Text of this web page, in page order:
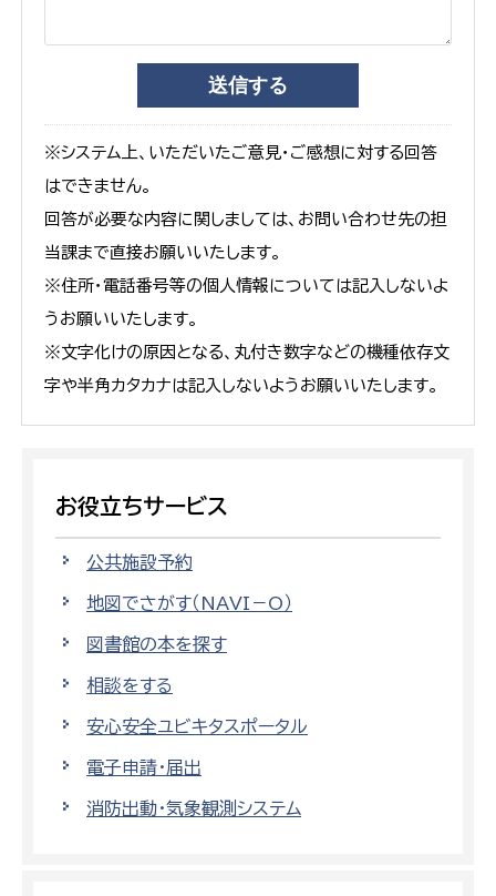
※システム上、いただいたご意見・ご感想に対する回答
はできません。
回答が必要な内容に関しましては、お問い合わせ先の担
当課まで直接お願いいたします。
※住所・電話番号等の個人情報については記入しないよ
うお願いいたします。
※文字化けの原因となる、丸付き数字などの機種依存文
字や半角カタカナは記入しないようお願いいたします。
お役立ちサービス
公共施設予約
地図でさがす（NAVI－O）
図書館の本を探す
相談をする
安心安全ユビキタスポータル
電子申請・届出
消防出動・気象観測システム